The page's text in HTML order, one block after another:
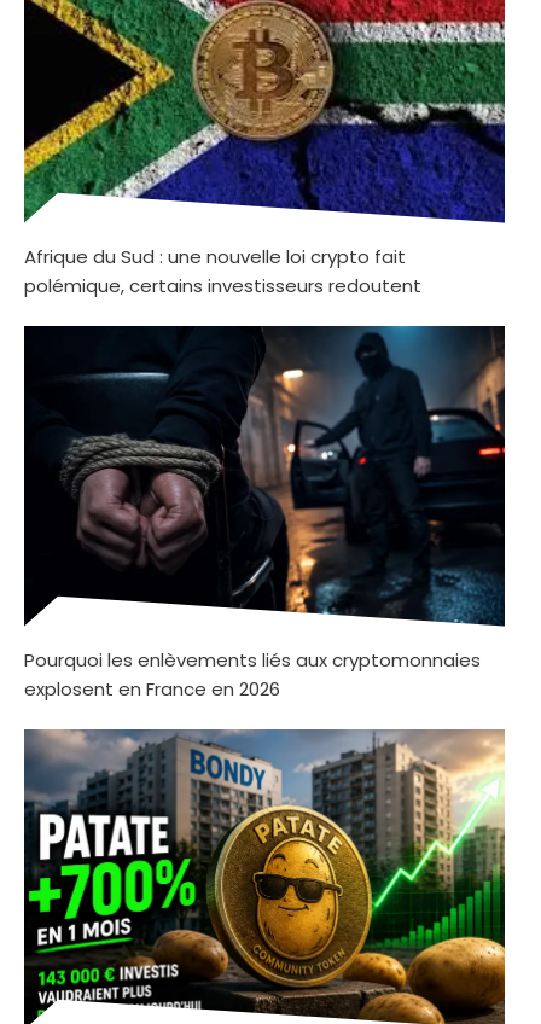
Afrique du Sud : une nouvelle loi crypto fait
polémique, certains investisseurs redoutent
Pourquoi les enlèvements liés aux cryptomonnaies
explosent en France en 2026